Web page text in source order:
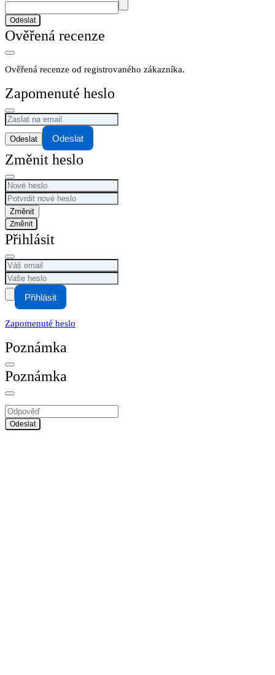
Odeslat
Ověřená recenze
Ověřená recenze od registrovaného zákazníka.
Zapomenuté heslo
Odeslat
Změnit heslo
Změnit
Přihlásit
Přihlásit
Zapomenuté heslo
Poznámka
Poznámka
Odeslat